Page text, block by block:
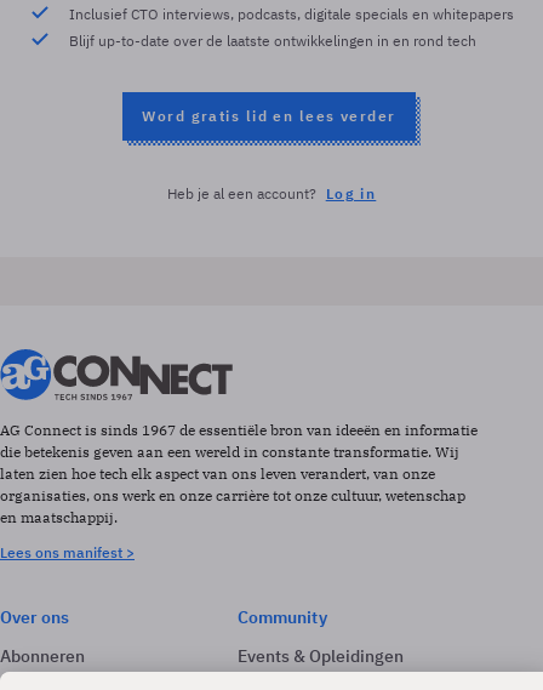
Inclusief CTO interviews, podcasts, digitale specials en whitepapers
Blijf up-to-date over de laatste ontwikkelingen in en rond tech
Word gratis lid en lees verder
Heb je al een account? Log in
AG Connect is sinds 1967 de essentiële bron van ideeën en informatie
die betekenis geven aan een wereld in constante transformatie. Wij
laten zien hoe tech elk aspect van ons leven verandert, van onze
organisaties, ons werk en onze carrière tot onze cultuur, wetenschap
en maatschappij.
Lees ons manifest >
Over ons
Abonneren
Adverteren
Community
Events & Opleidingen